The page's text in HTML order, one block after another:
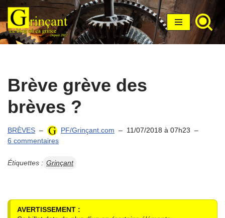
Aller
au
Brève grève des
brèves ?
BRÈVES PF/Grinçant.com
11/07/2018 à 07h23
6 commentaires
Étiquettes : Grinçant
AVERTISSEMENT :